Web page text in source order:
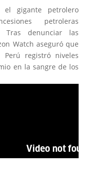
gigante petrolero
petroleras
Tras denunciar las
Watch aseguró que
registró niveles
en la sangre de los